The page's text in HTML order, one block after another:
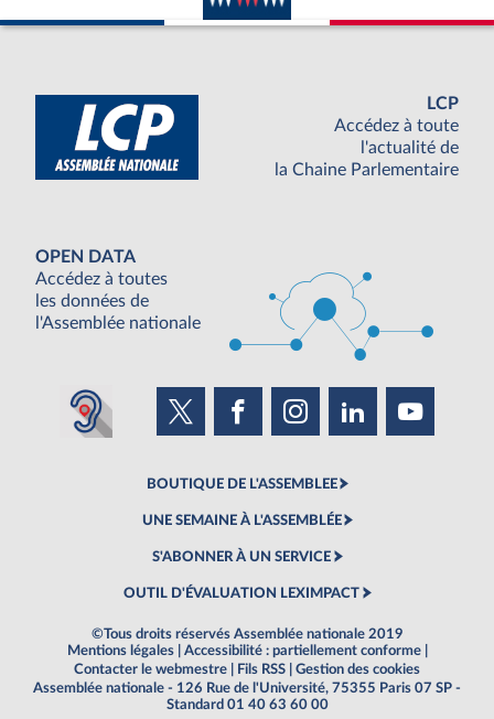
LCP
Accédez à toute
l'actualité de
la Chaine Parlementaire
OPEN DATA
Accédez à toutes
les données de
l'Assemblée nationale
BOUTIQUE DE L'ASSEMBLEE
UNE SEMAINE À L'ASSEMBLÉE
S'ABONNER À UN SERVICE
OUTIL D'ÉVALUATION LEXIMPACT
©Tous droits réservés Assemblée nationale 2019
Mentions légales
Accessibilité : partiellement conforme
Contacter le webmestre
Fils RSS
Gestion des cookies
Assemblée nationale - 126 Rue de l'Université, 75355 Paris 07 SP -
Standard 01 40 63 60 00